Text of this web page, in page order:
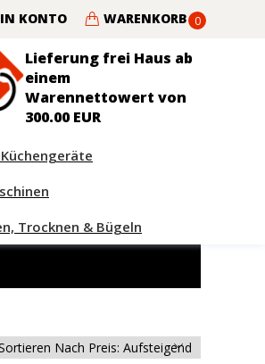
KONTO 0
WARENKORB
Lieferung frei Haus ab
einem
Warennettowert von
300.00 EUR
Trocknen & Bügeln